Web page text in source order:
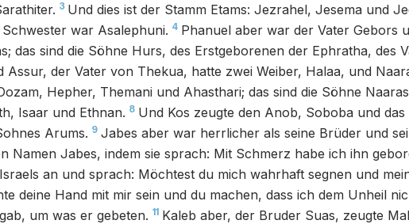
3 Und dies ist der Stamm Etams: Jezrahel, Jesema und
war Asalephuni. 4 Phanuel aber war der Vater Gebors
das sind die Söhne Hurs, des Erstgeborenen der Ephratha, des
Assur, der Vater von Thekua, hatte zwei Weiber, Halaa, und
Hepher, Themani und Ahasthari; das sind die Söhne
Isaar und Ethnan. 8 Und Kos zeugte den Anob, Soboba und
Arums. 9 Jabes aber war herrlicher als seine Brüder und
Namen Jabes, indem sie sprach: Mit Schmerz habe ich ihn
an und sprach: Möchtest du mich wahrhaft segnen und
deine Hand mit mir sein und du machen, dass ich dem Unheil
um was er gebeten. 11 Kaleb aber, der Bruder Suas, zeugte